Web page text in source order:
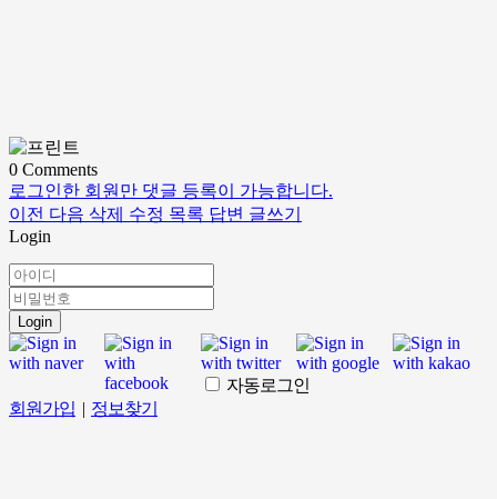
0 Comments
로그인한 회원만 댓글 등록이 가능합니다.
이전 다음 삭제 수정 목록 답변 글쓰기
Login
Login
자동로그인
회원가입 | 정보찾기